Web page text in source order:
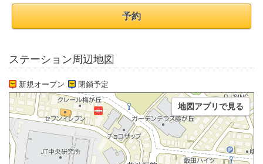
予約
ステーション周辺地図
新規オープン 閉鎖予定
地図アプリで見る